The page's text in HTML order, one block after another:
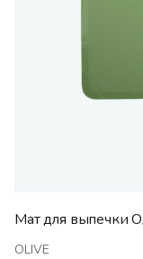
Мат для выпечки
OLIVE